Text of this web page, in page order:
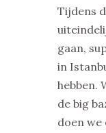
Tijdens
gaan,
in
hebben.
de big
doen